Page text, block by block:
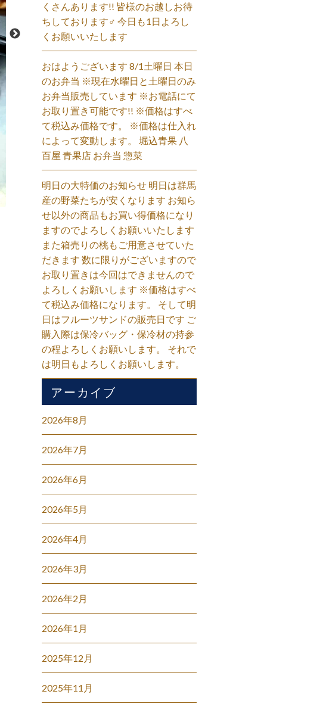
くさんあります!! 皆様のお越しお待
ちしております‍♂️ 今日も1日よろし
くお願いいたします
おはようございます 8/1土曜日 本日
のお弁当 ※現在水曜日と土曜日のみ
お弁当販売しています ※お電話にて
お取り置き可能です!! ※価格はすべ
て税込み価格です。 ※価格は仕入れ
によって変動します。 堀込青果 八
百屋 青果店 お弁当 惣菜
明日の大特価のお知らせ 明日は群馬
産の野菜たちが安くなります お知ら
せ以外の商品もお買い得価格になり
ますのでよろしくお願いいたします
また箱売りの桃もご用意させていた
だきます 数に限りがございますので
お取り置きは今回はできませんので
よろしくお願いします ※価格はすべ
て税込み価格になります。 そして明
日はフルーツサンドの販売日です ご
購入際は保冷バッグ・保冷材の持参
の程よろしくお願いします。 それで
は明日もよろしくお願いします。
アーカイブ
2026年8月
2026年7月
2026年6月
2026年5月
2026年4月
2026年3月
2026年2月
2026年1月
2025年12月
2025年11月